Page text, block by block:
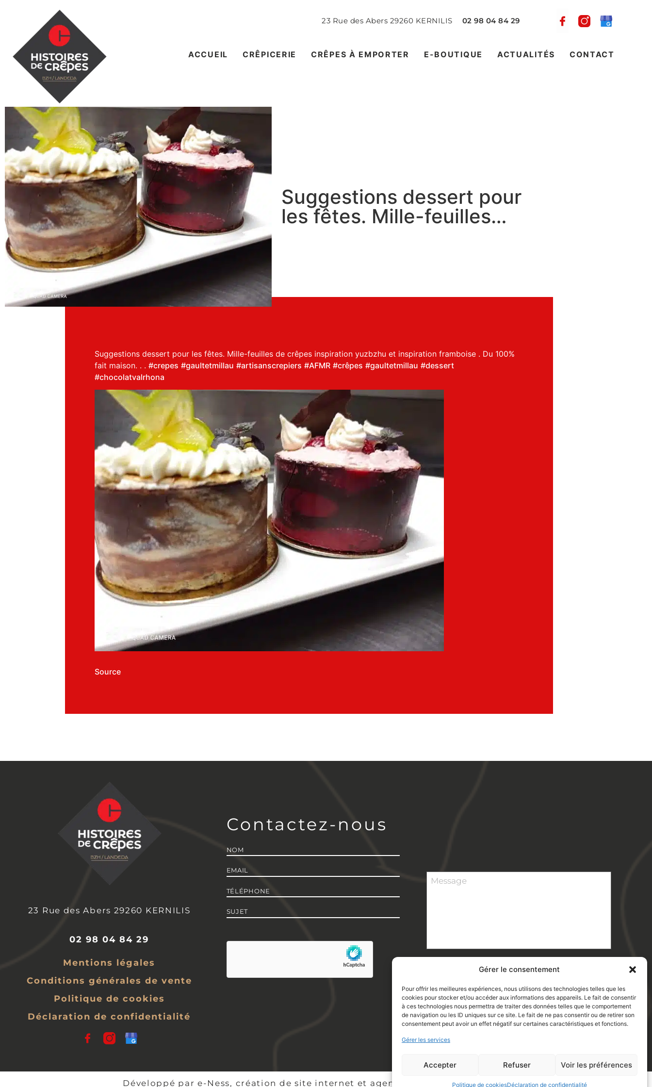
Gérer le consentement
Pour offrir les meilleures expériences, nous utilisons des technologies telles que les
cookies pour stocker et/ou accéder aux informations des appareils. Le fait de consentir
à ces technologies nous permettra de traiter des données telles que le comportement
de navigation ou les ID uniques sur ce site. Le fait de ne pas consentir ou de retirer son
consentement peut avoir un effet négatif sur certaines caractéristiques et fonctions.
Gérer les services
Accepter Refuser Voir les préférences
Politique de cookiesDéclaration de confidentialité
23 Rue des Abers 29260 KERNILIS 02 98 04 84 29
ACCUEIL CRÊPICERIE CRÊPES À EMPORTER E-BOUTIQUE ACTUALITÉS CONTACT
Suggestions dessert pour
les fêtes. Mille-feuilles…
Suggestions dessert pour les fêtes. Mille-feuilles de crêpes inspiration yuzbzhu et inspiration framboise . Du 100%
fait maison. . . #crepes #gaultetmillau #artisanscrepiers #AFMR #crêpes #gaultetmillau #dessert
#chocolatvalrhona
Source
23 Rue des Abers 29260 KERNILIS
02 98 04 84 29
Mentions légales
Conditions générales de vente
Politique de cookies
Déclaration de confidentialité
Contactez-nous
Nom
E-
mail *
Téléphone
*
Sujet
hCaptcha
Développé par e-Ness, création de site internet et agence Web